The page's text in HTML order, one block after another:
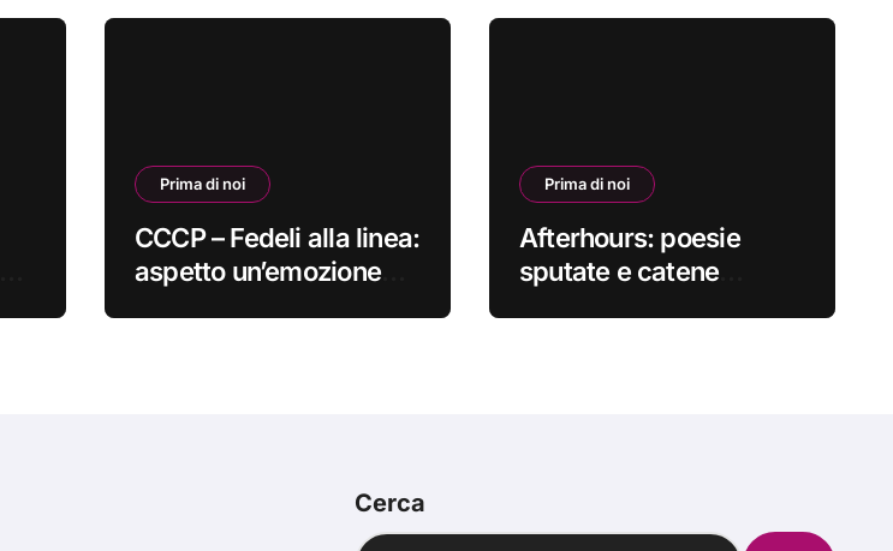
Prima di noi
CCCP – Fedeli alla linea:
aspetto un’emozione
Prima di noi
Afterhours: poesie
sputate e catene
Cerca